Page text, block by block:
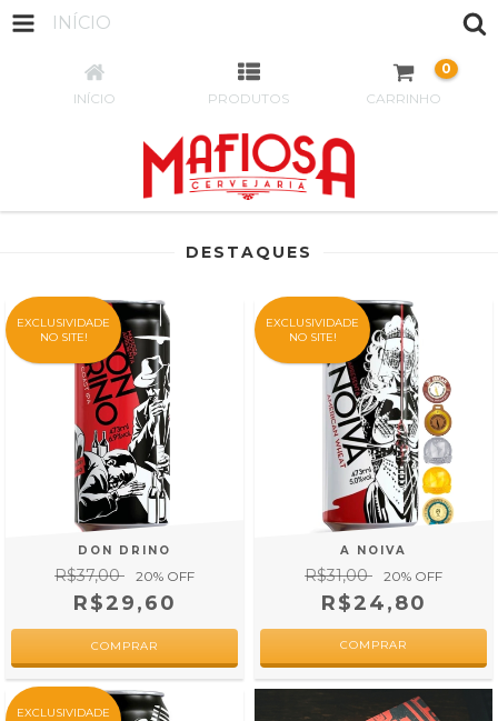
INÍCIO
INÍCIO PRODUTOS CARRINHO
0
DESTAQUES
EXCLUSIVIDADE
NO SITE!
DON DRINO
R$37,00 20% OFF
R$29,60
EXCLUSIVIDADE
NO SITE!
A NOIVA
R$31,00 20% OFF
R$24,80
EXCLUSIVIDADE